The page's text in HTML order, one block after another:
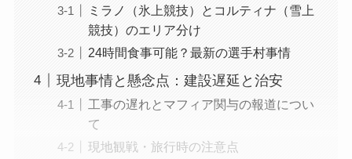
ミラノ（氷上競技）とコルティナ（雪上
競技）のエリア分け
24時間食事可能？最新の選手村事情
現地事情と懸念点：建設遅延と治安
工事の遅れとマフィア関与の報道につい
て
現地観戦・旅行時の注意点